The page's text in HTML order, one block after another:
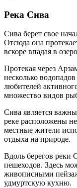
Река Сива
Сива берет свое
Отсюда она
вскоре впадая в
Протекая через
несколько
любителей
множество видов
Сива является
реке расположены
местные жители
отдыха на природе.
Вдоль берегов реки
пешеходов. Здесь
живописными
удмуртскую кухню.